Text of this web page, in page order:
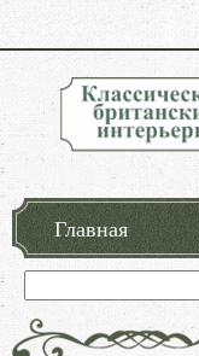
Главная